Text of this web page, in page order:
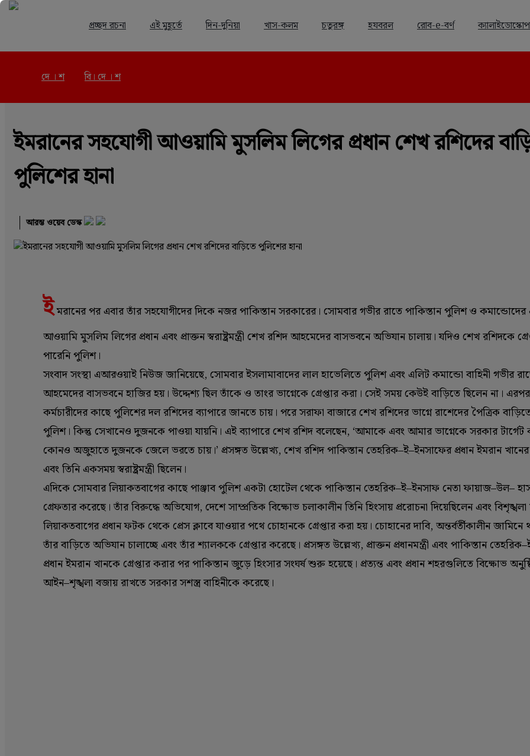
প্রচ্ছদ রচনা এই মুহূর্তে দিন-দুনিয়া খাস-কলম চতুরঙ্গ হযবরল রোব-e-বর্ণ ক্যালাইডোস্কোপ
দে । শ বি। দে । শ
Advertisement
ইমরানের সহযোগী আওয়ামি মুসলিম লিগের প্রধান শেখ রশিদের
পুলিশের হানা
আরম্ভ ওয়েব ডেস্ক
ই মরানের পর এবার তাঁর সহযোগীদের দিকে নজর পাকিস্তান সরকারের। সোমবার গভীর রাতে পাকিস্তান পুলিশ ও
আওয়ামি মুসলিম লিগের প্রধান এবং প্রাক্তন স্বরাষ্ট্রমন্ত্রী শেখ রশিদ আহমেদের বাসভবনে অভিযান চালায়। যদিও শেখ রশিদকে
পারেনি পুলিশ।
সংবাদ সংস্থা এআরওয়াই নিউজ জানিয়েছে, সোমবার ইসলামাবাদের লাল হাভেলিতে পুলিশ এবং এলিট কমান্ডো বাহিনী গভীর
আহমেদের বাসভবনে হাজির হয়। উদ্দেশ্য ছিল তাঁকে ও তাংর ভাগ্নেকে গ্রেপ্তার করা। সেই সময় কেউই বাড়িতে ছিলেন না।
কর্মচারীদের কাছে পুলিশের দল রশিদের ব্যাপারে জানতে চায়। পরে সরাফা বাজারে শেখ রশিদের ভাগ্নে রাশেদের পৈত্রিক
পুলিশ। কিন্তু সেখানেও দুজনকে পাওয়া যায়নি। এই ব্যাপারে শেখ রশিদ বলেছেন, ‘‌আমাকে এবং আমার ভাগ্নেকে সরকার টার্গেট
কোনও অজুহাতে দুজনকে জেলে ভরতে চায়।’‌ প্রসঙ্গত উল্লেখ্য, শেখ রশিদ পাকিস্তান তেহরিক–ই–ইনসাফের প্রধান ইমরান খানের
এবং তিনি একসময় স্বরাষ্ট্রমন্ত্রী ছিলেন।
এদিকে সোমবার লিয়াকতবাগের কাছে পাঞ্জাব পুলিশ একটা হোটেল থেকে পাকিস্তান তেহরিক–ই–ইনসাফ নেতা ফায়াজ–উল–
গ্রেফতার করেছে। তাঁর বিরুদ্ধে অভিযোগ, দেশে সাম্প্রতিক বিক্ষোভ চলাকালীন তিনি হিংসায় প্ররোচনা দিয়েছিলেন এবং বিশৃঙ্খলা
লিয়াকতবাগের প্রধান ফটক থেকে প্রেস ক্লাবে যাওয়ার পথে চোহানকে গ্রেপ্তার করা হয়। চোহানের দাবি, অন্তর্বর্তীকালীন জামিনে
তাঁর বাড়িতে অভিযান চালাচ্ছে এবং তাঁর শ্যালককে গ্রেপ্তার করেছে। প্রসঙ্গত উল্লেখ্য, প্রাক্তন প্রধানমন্ত্রী এবং পাকিস্তান
প্রধান ইমরান খানকে গ্রেপ্তার করার পর পাকিস্তান জুড়ে হিংসার সংঘর্ষ শুরু‌ হয়েছে। প্রত্যন্ত এবং প্রধান শহরগুলিতে বিক্ষোভ
আইন–শৃঙ্খলা বজায় রাখতে সরকার সশস্ত্র বাহিনীকে করেছে।